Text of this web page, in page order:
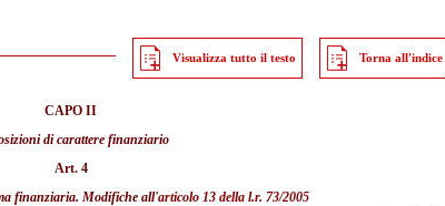
Visualizza tutto il testo Torna all'indice
CAPO II
di carattere finanziario
Art. 4
finanziaria. Modifiche all'articolo 13 della l.r. 73/2005